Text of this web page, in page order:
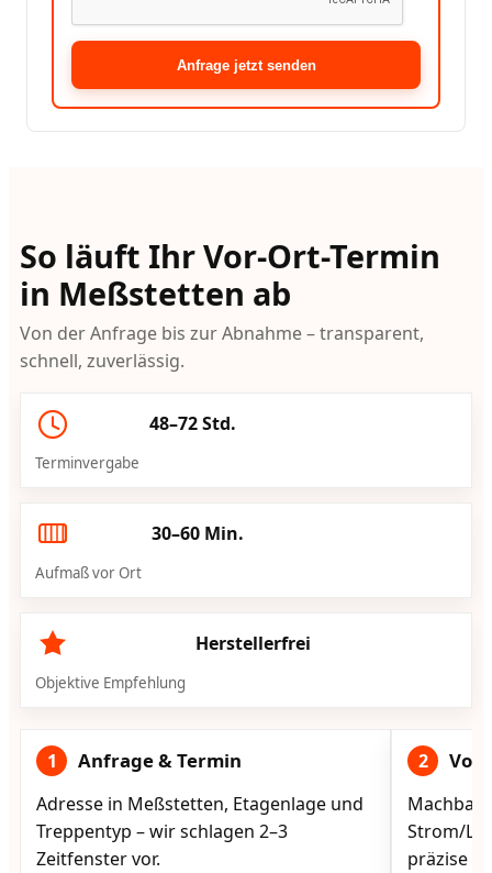
Anfrage jetzt senden
So läuft Ihr Vor-Ort-Termin
in Meßstetten ab
Von der Anfrage bis zur Abnahme – transparent,
schnell, zuverlässig.
48–72 Std.
Terminvergabe
30–60 Min.
Aufmaß vor Ort
Herstellerfrei
Objektive Empfehlung
1 Anfrage & Termin
Adresse in Meßstetten, Etagenlage und
Treppentyp – wir schlagen 2–3
Zeitfenster vor.
2
Strom/
präzise